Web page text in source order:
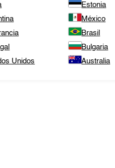
Estonia
México
Brasil
Bulgaria
Unidos
Australia